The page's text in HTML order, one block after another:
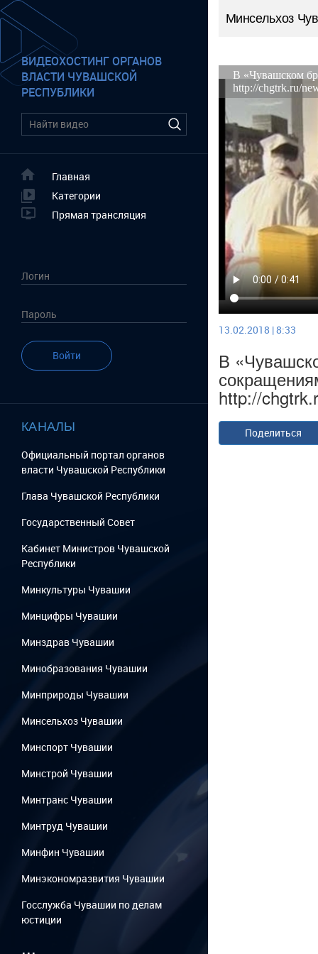
ВИДЕОХОСТИНГ ОРГАНОВ
ВЛАСТИ ЧУВАШСКОЙ
РЕСПУБЛИКИ
Главная
Категории
Прямая трансляция
Войти
КАНАЛЫ
Официальный портал органов
власти Чувашской Республики
Глава Чувашской Республики
Государственный Cовет
Кабинет Министров Чувашской
Республики
Минкультуры Чувашии
Минцифры Чувашии
Минздрав Чувашии
Минобразования Чувашии
Минприроды Чувашии
Минсельхоз Чувашии
Минспорт Чувашии
Минстрой Чувашии
Минтранс Чувашии
Минтруд Чувашии
Минфин Чувашии
Минэкономразвития Чувашии
Госслужба Чувашии по делам
юстиции
...
Минсельхоз
13.02.2018 | 8:33
В
http://
Поделиться